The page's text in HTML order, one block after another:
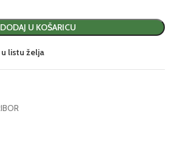
DODAJ U KOŠARICU
listu želja